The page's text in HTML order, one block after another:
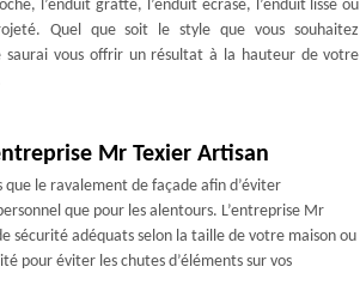
l’enduit gratté, l’enduit écrasé, l’enduit lissé ou
Quel que soit le style que vous souhaitez
saurai vous offrir un résultat à la hauteur de votre
Mr Texier Artisan
le ravalement de façade afin d’éviter
que pour les alentours. L’entreprise Mr
sécurité adéquats selon la taille de votre maison ou
pour éviter les chutes d’éléments sur vos